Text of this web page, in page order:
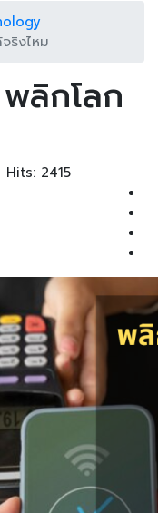
ริงไหม
ลิกโลก
Hits: 2415